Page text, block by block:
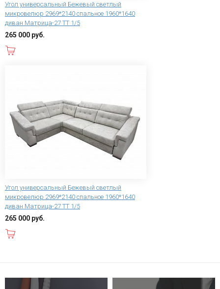
Угол универсальный Бежевый светлый
микровелюр 2969*2140 спальное 1960*1640
диван Матрица-27 ТТ 1/5
265 000 руб.
Угол универсальный Бежевый светлый
микровелюр 2969*2140 спальное 1960*1640
диван Матрица-27 ТТ 1/5
265 000 руб.